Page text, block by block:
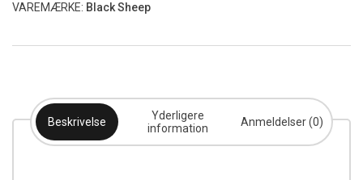
VAREMÆRKE: Black Sheep
Beskrivelse
Yderligere
information
Anmeldelser (0)